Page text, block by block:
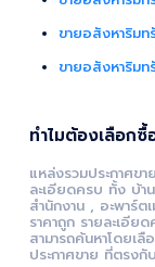
ขายอสังหาริมท
ขายอสังหาริม
ทำไมต้องเลือก
แหล่งรวมประกาศข
ละเอียดครบ ทั้ง บ้า
สำนักงาน , อะพาร์
ราคาถูก รายละเอี
สามารถค้นหาโดยเลื
ประกาศขาย ที่ตรง